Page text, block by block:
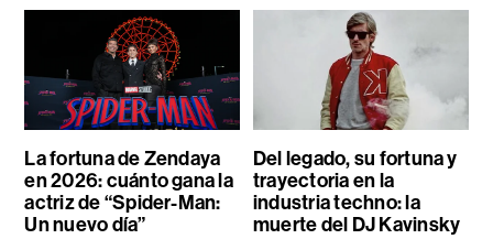
La fortuna de Zendaya
en 2026: cuánto gana la
actriz de “Spider-Man:
Un nuevo día”
Del legado, su fortuna y
trayectoria en la
industria techno: la
muerte del DJ Kavinsky